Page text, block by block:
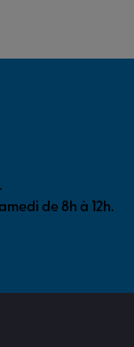
de 8h à 12h.